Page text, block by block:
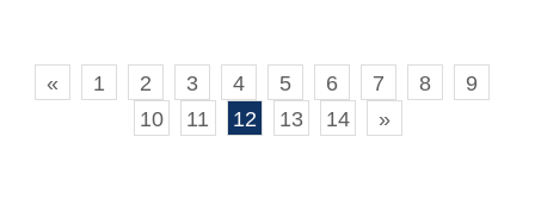
« 1 2 3 4 5 6 7 8
9
10
11 12 13 14 »